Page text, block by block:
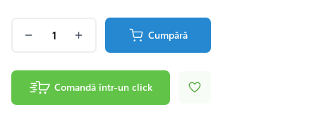
Cumpără
Comandă într-un click